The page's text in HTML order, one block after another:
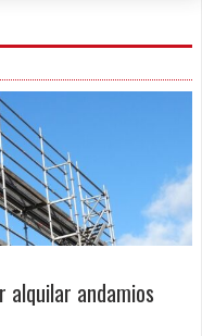
alquilar andamios